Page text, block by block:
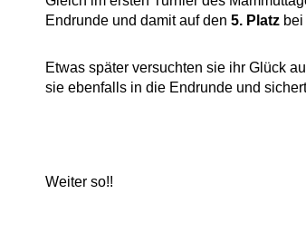
Endrunde und damit auf den 5. Platz
Etwas später versuchten sie ihr Glück
sie ebenfalls in die Endrunde und
Weiter so!!